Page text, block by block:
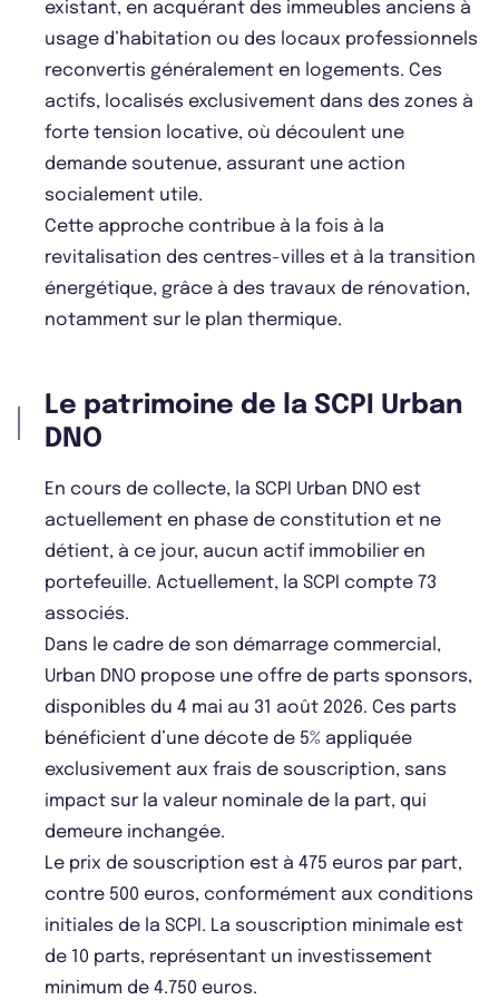
existant, en acquérant des immeubles anciens à
usage d’habitation ou des locaux professionnels
reconvertis généralement en logements. Ces
actifs, localisés exclusivement dans des zones à
forte tension locative, où découlent une
demande soutenue, assurant une action
socialement utile.
Cette approche contribue à la fois à la
revitalisation des centres-villes et à la transition
énergétique, grâce à des travaux de rénovation,
notamment sur le plan thermique.
Le patrimoine de la SCPI Urban
DNO
En cours de collecte, la SCPI Urban DNO est
actuellement en phase de constitution et ne
détient, à ce jour, aucun actif immobilier en
portefeuille. Actuellement, la SCPI compte 73
associés.
Dans le cadre de son démarrage commercial,
Urban DNO propose une offre de parts sponsors,
disponibles du 4 mai au 31 août 2026. Ces parts
bénéficient d’une décote de 5% appliquée
exclusivement aux frais de souscription, sans
impact sur la valeur nominale de la part, qui
demeure inchangée.
Le prix de souscription est à 475 euros par part,
contre 500 euros, conformément aux conditions
initiales de la SCPI. La souscription minimale est
de 10 parts, représentant un investissement
minimum de 4.750 euros.